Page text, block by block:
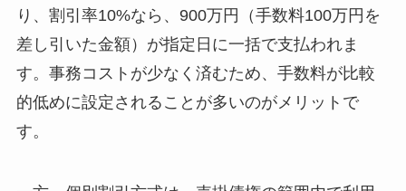
り、割引率10%なら、900万円（手数料100万円を
差し引いた金額）が指定日に一括で支払われま
す。事務コストが少なく済むため、手数料が比較
的低めに設定されることが多いのがメリットで
す。